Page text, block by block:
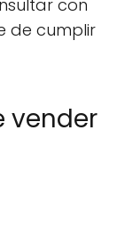
con
de cumplir
vender